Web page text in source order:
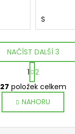
S
O
v
l
á
d
NAČÍST DALŠÍ 3
S
t
r
á
n
k
o
1 2
27 položek celkem
NAHORU